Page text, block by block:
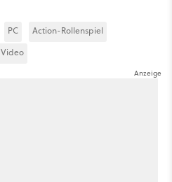
PC
Action-Rollenspiel
Video